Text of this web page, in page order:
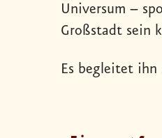
Universum –
Großstadt sein
Es begleitet ihn